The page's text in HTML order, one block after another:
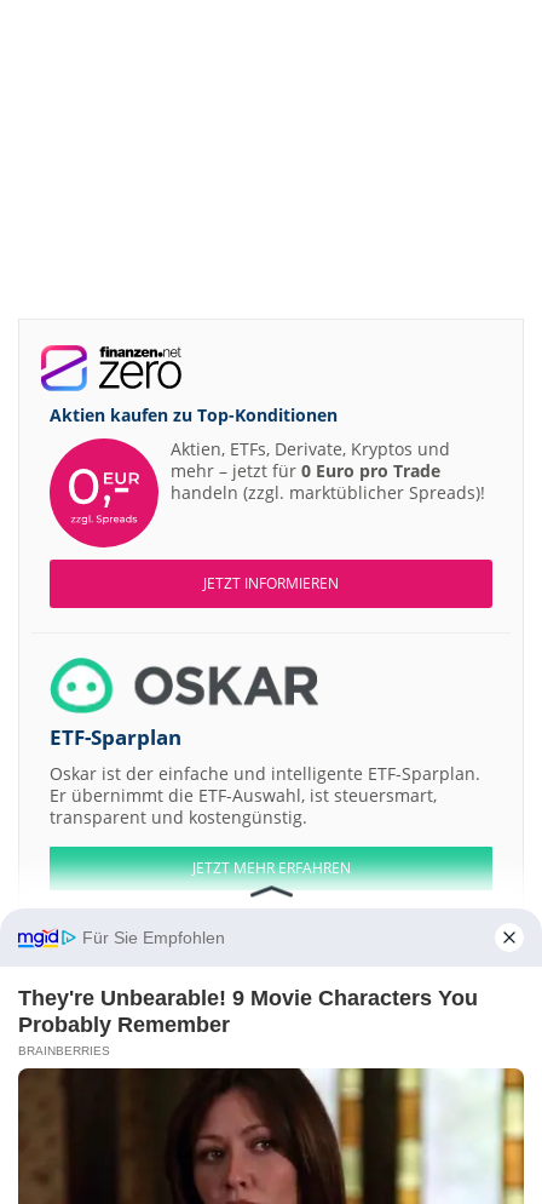
Aktien kaufen zu Top-Konditionen
Aktien, ETFs, Derivate, Kryptos und
mehr – jetzt für 0 Euro pro Trade
handeln (zzgl. marktüblicher Spreads)!
JETZT INFORMIEREN
ETF-Sparplan
Oskar ist der einfache und intelligente ETF-Sparplan.
Er übernimmt die ETF-Auswahl, ist steuersmart,
transparent und kostengünstig.
JETZT MEHR ERFAHREN
Aktien ATX DAX EuroStoxx 50 Dow Jones NASDAQ 100 Nikkei 225
Weitere Aktien:
Pegasus Publishing SAReg.Shs
Marac Electronics
Houston American Energy CorpShs
Impressum -Werbung
Barrierefreiheit
Sitemap
-Disclaimer AGB Privatsphäre-Einstellungen
Für Sie Empfohlen
They're Unbearable! 9 Movie Characters You
Probably Remember
BRAINBERRIES